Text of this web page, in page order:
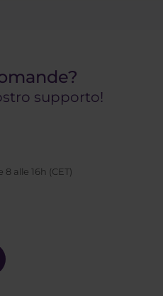
supporto!
8 alle 16h (CET)